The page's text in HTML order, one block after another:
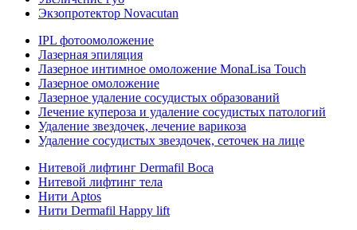
Экзопротектор Novacutan
IPL фотоомоложение
Лазерная эпиляция
Лазерное интимное омоложение MonaLisa Touch
Лазерное омоложение
Лазерное удаление сосудистых образований
Лечение купероза и удаление сосудистых патологий
Удаление звездочек, лечение варикоза
Удаление сосудистых звездочек, сеточек на лице
Нитевой лифтинг Dermafil Boca
Нитевой лифтинг тела
Нити Aptos
Нити Dermafil Happy lift